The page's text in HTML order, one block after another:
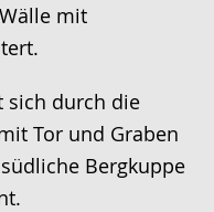
mit
sich durch die
Tor und Graben
Bergkuppe